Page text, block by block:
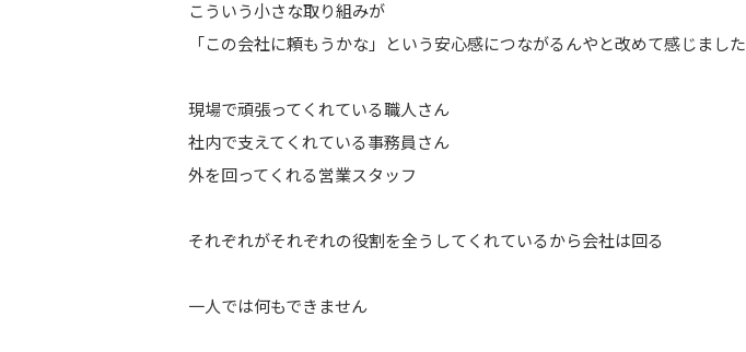
こういう小さな取り組みが
「この会社に頼もうかな」という安心感につながるんやと改めて感じました
現場で頑張ってくれている職人さん
社内で支えてくれている事務員さん
外を回ってくれる営業スタッフ
それぞれがそれぞれの役割を全うしてくれているから会社は回る
一人では何もできません